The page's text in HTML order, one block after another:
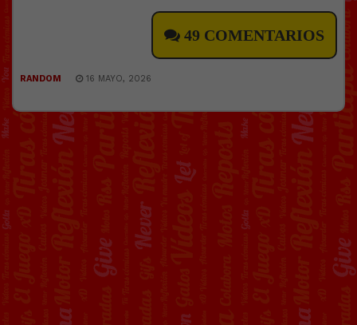
49 COMENTARIOS
RANDOM 16 MAYO, 2026